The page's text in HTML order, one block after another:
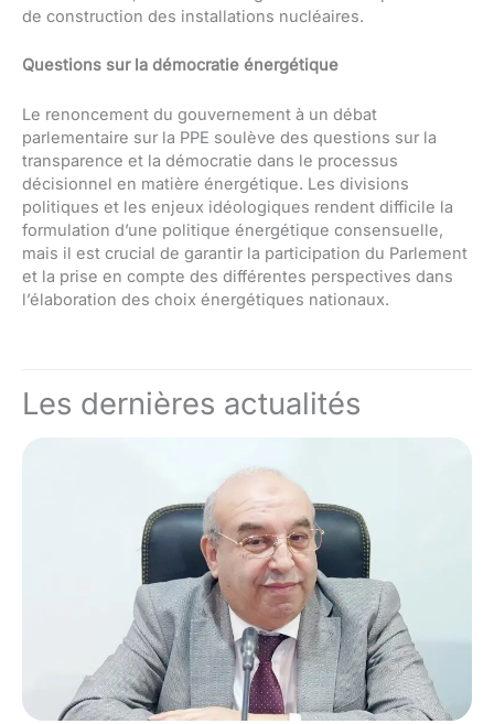
de construction des installations nucléaires.
Questions sur la démocratie énergétique
Le renoncement du gouvernement à un débat
parlementaire sur la PPE soulève des questions sur la
transparence et la démocratie dans le processus
décisionnel en matière énergétique. Les divisions
politiques et les enjeux idéologiques rendent difficile la
formulation d’une politique énergétique consensuelle,
mais il est crucial de garantir la participation du Parlement
et la prise en compte des différentes perspectives dans
l’élaboration des choix énergétiques nationaux.
Les dernières actualités